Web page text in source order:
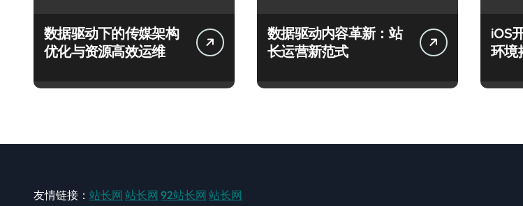
数据驱动下的传媒架构
优化与资源高效运维
数据驱动内容革新：站
长运营新范式
iOS
环境
友情链接： 站长网 站长网 92站长网 站长网